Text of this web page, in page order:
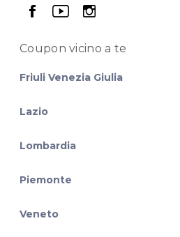
seguici su
seguici su
seguici su
Coupon vicinoa te
Friuli Venezia Giulia
Lazio
Lombardia
Piemonte
Veneto